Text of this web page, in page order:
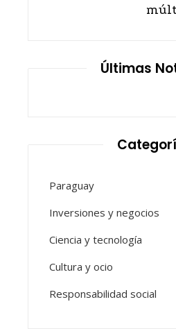
Últimas
Paraguay
Inversiones y negocios
Ciencia y tecnología
Cultura y ocio
Responsabilidad social